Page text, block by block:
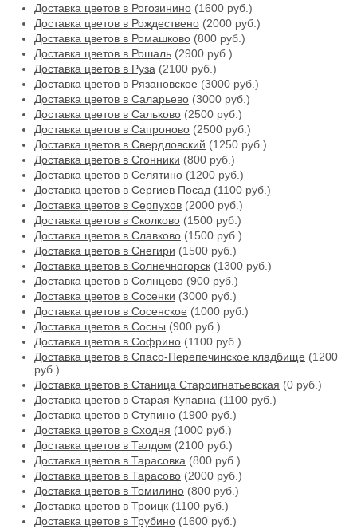
Доставка цветов в Рогозинино (1600 руб.)
Доставка цветов в Рождествено (2000 руб.)
Доставка цветов в Ромашково (800 руб.)
Доставка цветов в Рошаль (2900 руб.)
Доставка цветов в Руза (2100 руб.)
Доставка цветов в Рязановское (3000 руб.)
Доставка цветов в Саларьево (3000 руб.)
Доставка цветов в Сальково (2500 руб.)
Доставка цветов в Сапроново (2500 руб.)
Доставка цветов в Свердловский (1250 руб.)
Доставка цветов в Сгонники (800 руб.)
Доставка цветов в Селятино (1200 руб.)
Доставка цветов в Сергиев Посад (1100 руб.)
Доставка цветов в Серпухов (2000 руб.)
Доставка цветов в Сколково (1500 руб.)
Доставка цветов в Славково (1500 руб.)
Доставка цветов в Снегири (1500 руб.)
Доставка цветов в Солнечногорск (1300 руб.)
Доставка цветов в Солнцево (900 руб.)
Доставка цветов в Сосенки (3000 руб.)
Доставка цветов в Сосенское (1000 руб.)
Доставка цветов в Сосны (900 руб.)
Доставка цветов в Софрино (1100 руб.)
Доставка цветов в Спасо-Перепечинское кладбище (1200
руб.)
Доставка цветов в Станица Староигнатьевская (0 руб.)
Доставка цветов в Старая Купавна (1100 руб.)
Доставка цветов в Ступино (1900 руб.)
Доставка цветов в Сходня (1000 руб.)
Доставка цветов в Талдом (2100 руб.)
Доставка цветов в Тарасовка (800 руб.)
Доставка цветов в Тарасово (2000 руб.)
Доставка цветов в Томилино (800 руб.)
Доставка цветов в Троицк (1100 руб.)
Доставка цветов в Трубино (1600 руб.)